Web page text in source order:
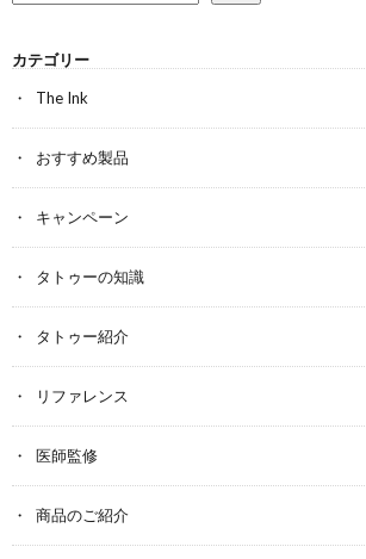
カテゴリー
The Ink
おすすめ製品
キャンペーン
タトゥーの知識
タトゥー紹介
リファレンス
医師監修
商品のご紹介